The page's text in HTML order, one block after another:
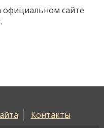
официальном сайте
Контакты